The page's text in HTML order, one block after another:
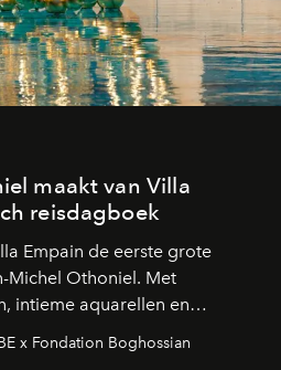
maakt van Villa
reisdagboek
Empain de eerste grote
Michel Othoniel. Met
intieme aquarellen en
de Franse kunstenaar
elk werk de herinnering
x Fondation Boghossian